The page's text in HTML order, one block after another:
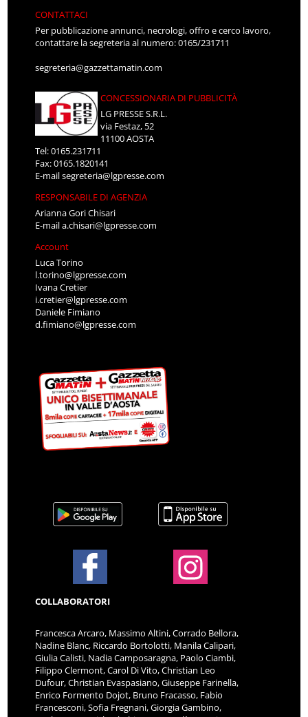
CONTATTACI
Per pubblicazione annunci, necrologi, offro e cerco lavoro,
contattare la segreteria al numero: 0165/231711
segreteria@gazzettamatin.com
CONCESSIONARIA DI PUBBLICITÀ
LG PRESSE S.R.L.
via Festaz, 52
11100 AOSTA
Tel: 0165.231711
Fax: 0165.1820141
E-mailsegreteria@lgpresse.com
RESPONSABILE DI AGENZIA
Arianna Gori Chisari
E-maila.chisari@lgpresse.com
Account
Luca Torino
l.torino@lgpresse.com
Ivana Cretier
i.cretier@lgpresse.com
Daniele Fimiano
d.fimiano@lgpresse.com
COLLABORATORI
Francesca Arcaro, Massimo Altini, Corrado Bellora,
Nadine Blanc, Riccardo Bortolotti, Manila Calipari,
Giulia Calisti, Nadia Camposaragna, Paolo Ciambi,
Filippo Clermont, Carol Di Vito, Christian Leo
Dufour, Christian Evaspasiano, Giuseppe Farinella,
Enrico Formento Dojot, Bruno Fracasso, Fabio
Francesconi, Sofia Fregnani, Giorgia Gambino,